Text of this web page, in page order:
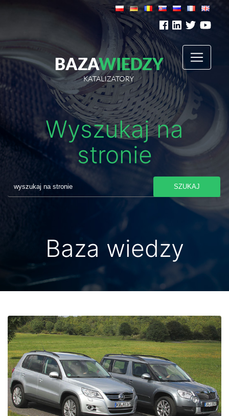
Wyszukaj na
stronie
SZUKAJ
Baza wiedzy